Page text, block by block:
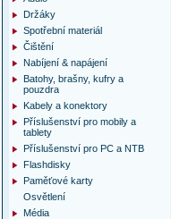
Držáky
Spotřební materiál
Čištění
Nabíjení & napájení
Batohy, brašny, kufry a
pouzdra
Kabely a konektory
Příslušenství pro mobily a
tablety
Příslušenství pro PC a NTB
Flashdisky
Paměťové karty
Osvětlení
Média